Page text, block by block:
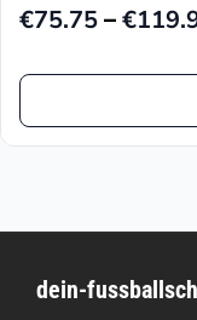
€75.75–€
Preisspanne:
€75.75
€119.90
Dieses
Produkt
auf.
dein-